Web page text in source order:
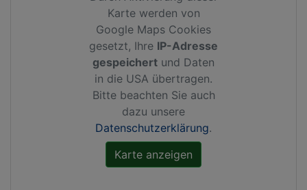
Karte werden von
Google Maps Cookies
gesetzt, Ihre IP-Adresse
gespeichert und Daten
in die USA übertragen.
Bitte beachten Sie auch
dazu unsere
Datenschutzerklärung.